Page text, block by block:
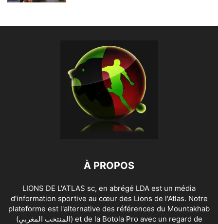
À PROPOS
LIONS DE L'ATLAS sc, en abrégé LDA est un média
d'information sportive au cœur des Lions de l'Atlas. Notre
plateforme est l'alternative des références du Mountakhab
(المنتخب المغربي) et de la Botola Pro avec un regard de